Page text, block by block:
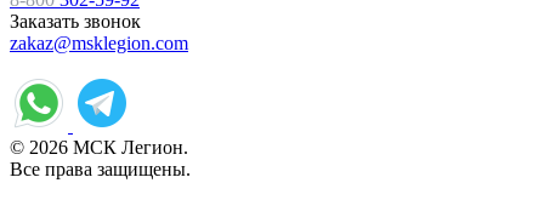
Заказать звонок
zakaz@msklegion.com
© 2026 МСК Легион.
Все права защищены.